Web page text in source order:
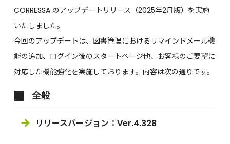
CORRESSA のアップデートリリース（2025年2月版）を実施
いたしました。
今回のアップデートは、図書管理におけるリマインドメール機
能の追加、ログイン後のスタートページ他、お客様のご要望に
対応した機能強化を実施しております。内容は次の通りです。
全般
リリースバージョン：Ver.4.328